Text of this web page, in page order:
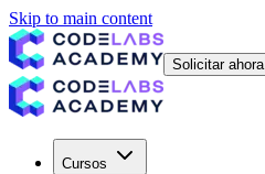
Skip to main content
Solicitar ahora
Cursos